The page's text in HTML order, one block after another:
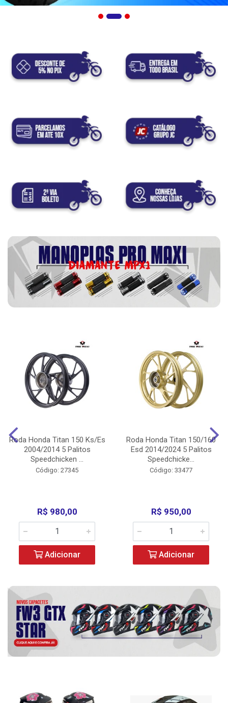
Roda Honda Titan 150 Ks/Es
2004/2014 5 Palitos
Speedchicken ...
Código: 27345
R$ 980,00
Adicionar
Roda Honda Titan 150/160
Esd 2014/2024 5 Palitos
Speedchicke...
Código: 33477
R$ 950,00
Adicionar